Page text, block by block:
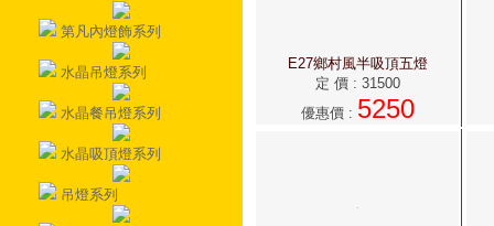
第凡內燈飾系列
水晶吊燈系列
水晶餐吊燈系列
水晶吸頂燈系列
吊燈系列
E27鄉村風半吸頂五燈
定 價: 31500
優惠價: 5250